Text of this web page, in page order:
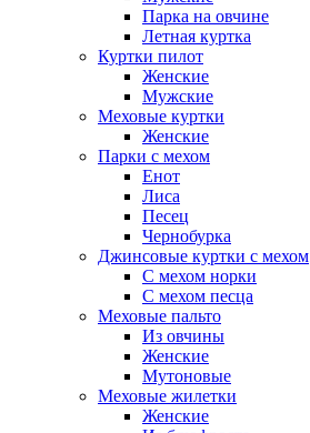
Парка на овчине
Летная куртка
Куртки пилот
Женские
Мужские
Меховые куртки
Женские
Парки с мехом
Енот
Лиса
Песец
Чернобурка
Джинсовые куртки с мехом
С мехом норки
С мехом песца
Меховые пальто
Из овчины
Женские
Мутоновые
Меховые жилетки
Женские